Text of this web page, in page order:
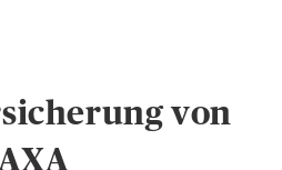
von
AXA